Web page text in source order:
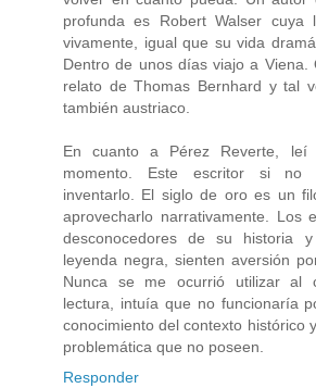
profunda es Robert Walser cuya
vivamente, igual que su vida
Dentro de unos días viajo a Viena.
relato de Thomas Bernhard y tal
también austriaco.
En cuanto a Pérez Reverte,
momento. Este escritor si no
inventarlo. El siglo de oro es un
aprovecharlo narrativamente. Los
desconocedores de su historia
leyenda negra, sienten aversión
Nunca se me ocurrió utilizar al
lectura, intuía que no funcionaría
conocimiento del contexto histórico
problemática que no poseen.
Responder